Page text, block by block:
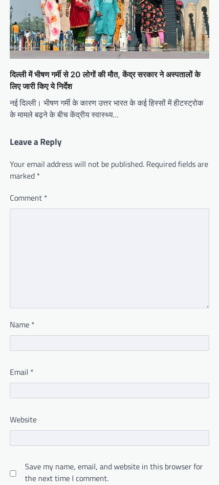
दिल्ली में भीषण गर्मी से 20 लोगों की मौत, केंद्र सरकार ने अस्पतालों के
लिए जारी किए ये निर्देश
नई दिल्ली। भीषण गर्मी के कारण उत्तर भारत के कई हिस्सों में हीटस्ट्रोक
के मामले बढ़ने के बीच केंद्रीय स्वास्थ्य…
Leave a Reply
Your email address will not be published. Required fields are
marked *
Comment *
Name *
Email *
Website
Save my name, email, and website in this browser for
the next time I comment.